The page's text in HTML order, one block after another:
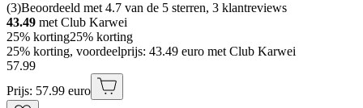
(3)Beoordeeld met 4.7 van de 5 sterren, 3 klantreviews
43.49 met Club Karwei
25% korting25% korting
25% korting, voordeelprijs: 43.49 euro met Club Karwei
57.99
Prijs: 57.99 euro